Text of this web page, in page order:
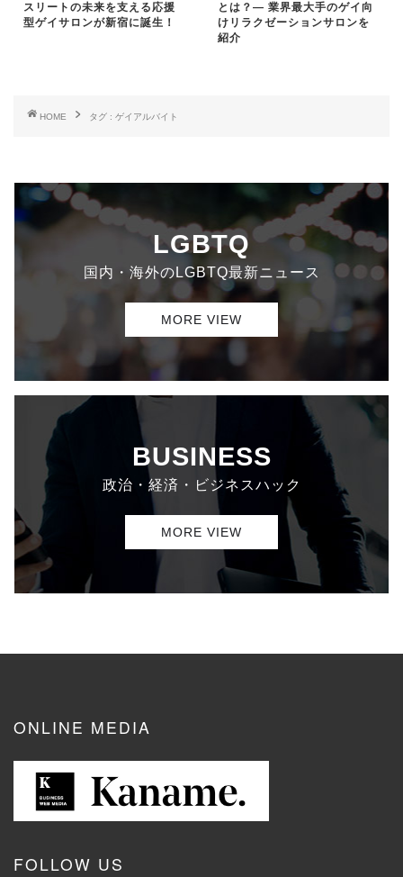
スリートの未来を支える応援
型ゲイサロンが新宿に誕生！
とは？— 業界最大手のゲイ向
けリラクゼーションサロンを
紹介
HOME タグ : ゲイアルバイト
LGBTQ
国内・海外のLGBTQ最新ニュース
MORE VIEW
BUSINESS
政治・経済・ビジネスハック
MORE VIEW
ONLINE MEDIA
FOLLOW US